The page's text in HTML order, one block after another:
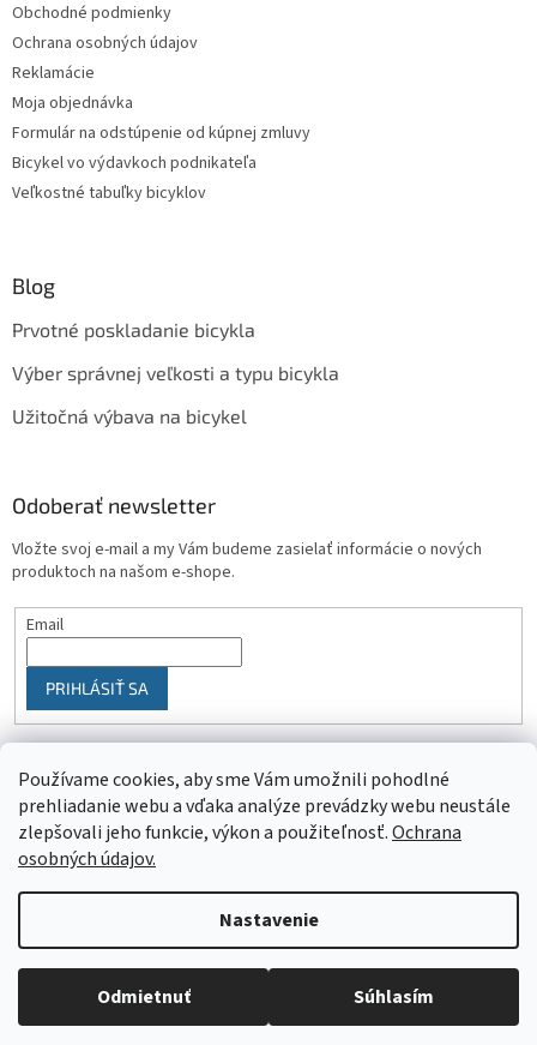
Používame cookies, aby sme Vám umožnili pohodlné
prehliadanie webu a vďaka analýze prevádzky webu neustále
zlepšovali jeho funkcie, výkon a použiteľnosť.Ochrana
osobných údajov.
Nastavenie
Odmietnuť Súhlasím
Objednaný tovar si môžete prevziať osobne v predajni SELEKTRA,
Družstevná 1143/24, Partizánske, tel.: 038/7490000. Všetok tovar je
Obchodné podmienky
Ochrana osobných údajov
Reklamácie
Moja objednávka
Formulár na odstúpenie od kúpnej zmluvy
Bicykel vo výdavkoch podnikateľa
Veľkostné tabuľky bicyklov
Blog
Prvotné poskladanie bicykla
Výber správnej veľkosti a typu bicykla
Užitočná výbava na bicykel
Odoberať newsletter
Vložte svoj e-mail a my Vám budeme zasielať informácie o nových
produktoch na našom e-shope.
Email
PRIHLÁSIŤ SA
Vytvoril Shoptet
Copyright 2026SELEKTRA. Všetky práva vyhradené.Upraviť